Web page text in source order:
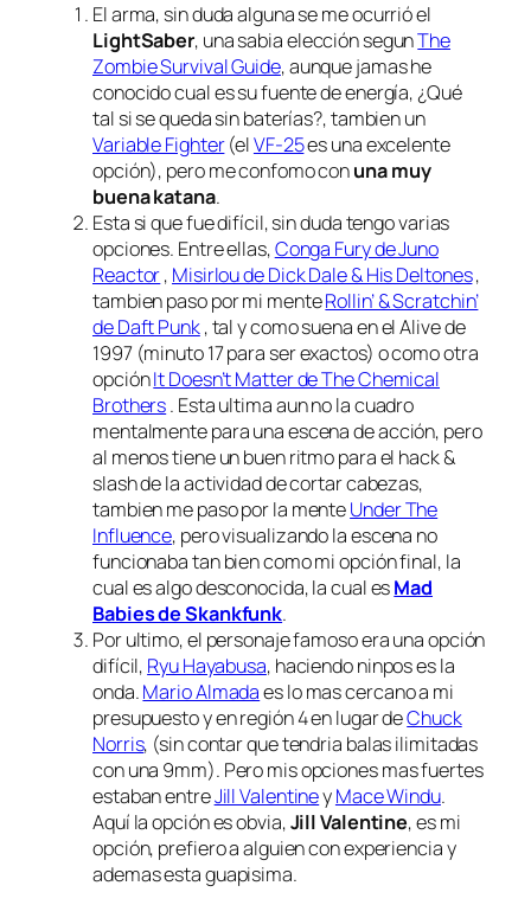
El arma, sin duda alguna se me ocurrió el
LightSaber, una sabia elección segunThe
Zombie Survival Guide, aunque jamas he
conocido cual es su fuente de energía, ¿Qué
tal si se queda sin baterías?, tambien un
Variable Fighter(elVF-25es una excelente
opción), pero me confomo conuna muy
buena katana.
Esta si que fue difícil, sin duda tengo varias
opciones. Entre ellas,Conga Fury de Juno
Reactor, Misirlou de Dick Dale & His Deltones,
tambien paso por mi menteRollin’ & Scratchin’
de Daft Punk, tal y como suena en elAlive de
1997(minuto 17 para ser exactos) o como otra
opciónIt Doesn’t Matter de The Chemical
Brothers. Esta ultima aun no la cuadro
mentalmente para una escena de acción, pero
al menos tiene un buen ritmo para el hack &
slash de la actividad de cortar cabezas,
tambien me paso por la menteUnder The
Influence, pero visualizando la escena no
funcionaba tan bien como mi opción final, la
cual es algo desconocida, la cual esMad
Babies de Skankfunk.
Por ultimo, el personaje famoso era una opción
difícil, Ryu Hayabusa, haciendo ninpos es la
onda.Mario Almadaes lo mas cercano a mi
presupuesto y en región 4 en lugar deChuck
Norris, (sin contar que tendria balas ilimitadas
con una 9mm). Pero mis opciones mas fuertes
estaban entreJill ValentineyMace Windu.
Aquí la opción es obvia,Jill Valentine, es mi
opción, prefiero a alguien con experiencia y
ademas esta guapisima.